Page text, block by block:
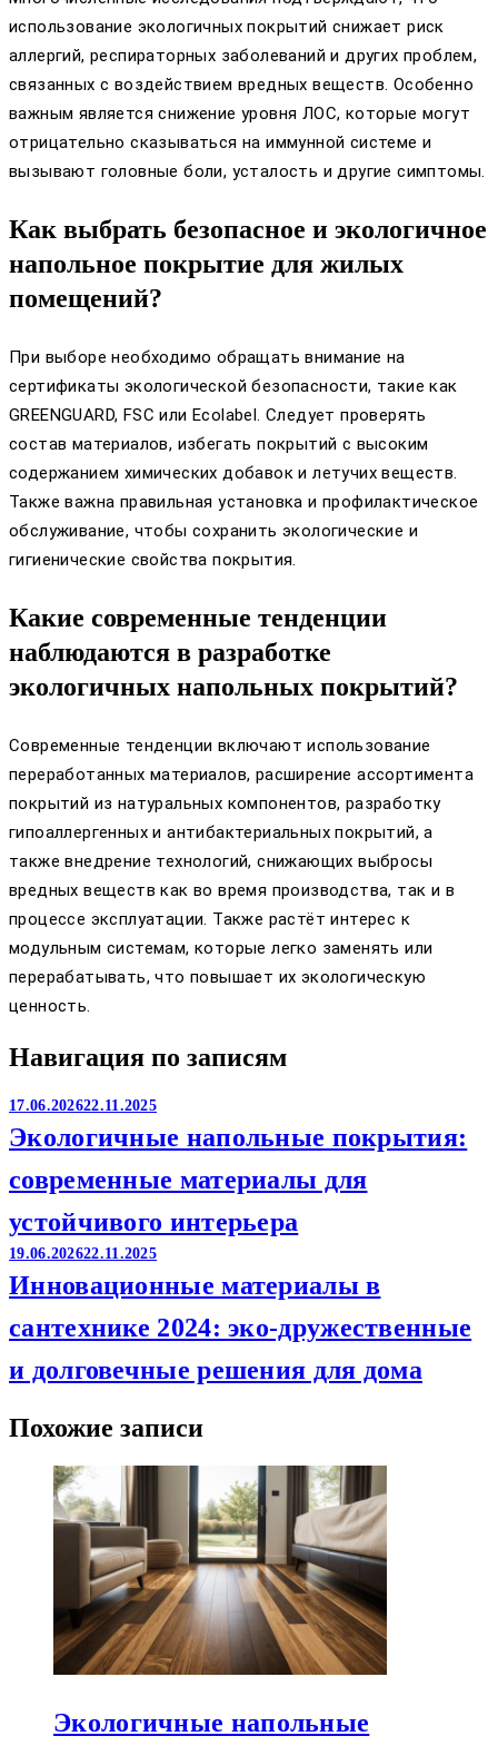
использование экологичных покрытий снижает риск
аллергий, респираторных заболеваний и других проблем,
связанных с воздействием вредных веществ. Особенно
важным является снижение уровня ЛОС, которые могут
отрицательно сказываться на иммунной системе и
вызывают головные боли, усталость и другие симптомы.
Как выбрать безопасное и экологичное
напольное покрытие для жилых
помещений?
При выборе необходимо обращать внимание на
сертификаты экологической безопасности, такие как
GREENGUARD, FSC или Ecolabel. Следует проверять
состав материалов, избегать покрытий с высоким
содержанием химических добавок и летучих веществ.
Также важна правильная установка и профилактическое
обслуживание, чтобы сохранить экологические и
гигиенические свойства покрытия.
Какие современные тенденции
наблюдаются в разработке
экологичных напольных покрытий?
Современные тенденции включают использование
переработанных материалов, расширение ассортимента
покрытий из натуральных компонентов, разработку
гипоаллергенных и антибактериальных покрытий, а
также внедрение технологий, снижающих выбросы
вредных веществ как во время производства, так и в
процессе эксплуатации. Также растёт интерес к
модульным системам, которые легко заменять или
перерабатывать, что повышает их экологическую
ценность.
Навигация по записям
17.06.202622.11.2025
Экологичные напольные покрытия:
современные материалы для
устойчивого интерьера
19.06.202622.11.2025
Инновационные материалы в
сантехнике 2024: эко-дружественные
и долговечные решения для дома
Похожие записи
Экологичные напольные